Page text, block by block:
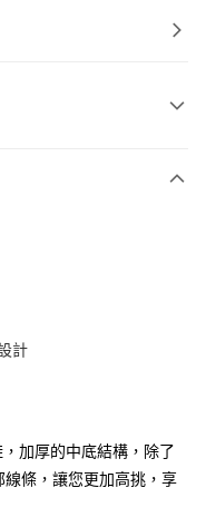
計
加厚的中底結構，除了
條，讓您更加高挑，享